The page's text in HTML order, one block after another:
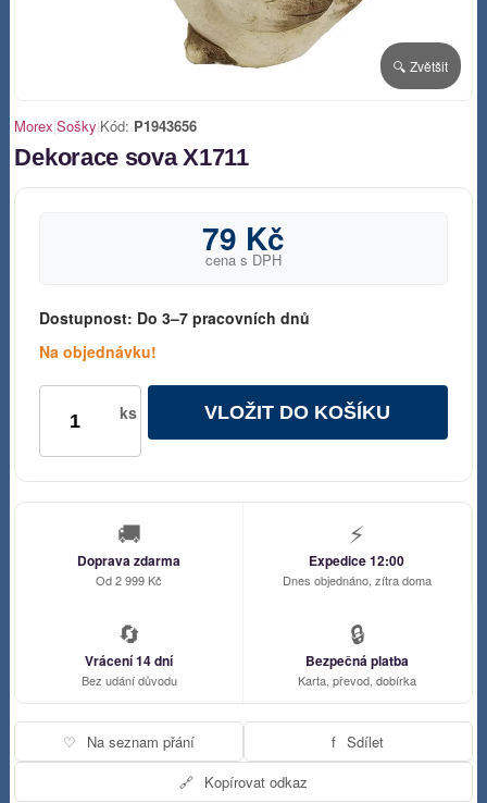
🔍 Zvětšit
Morex|Sošky|Kód: P1943656
Dekorace sova X1711
79 Kč
cena s DPH
Dostupnost: Do 3–7 pracovních dnů
Na objednávku!
ks VLOŽIT DO KOŠÍKU
🚚
Doprava zdarma
Od 2 999 Kč
⚡
Expedice 12:00
Dnes objednáno, zítra doma
🔄
Vrácení 14 dní
Bez udání důvodu
🔒
Bezpečná platba
Karta, převod, dobírka
♡ Na seznam přání f Sdílet
🔗 Kopírovat odkaz